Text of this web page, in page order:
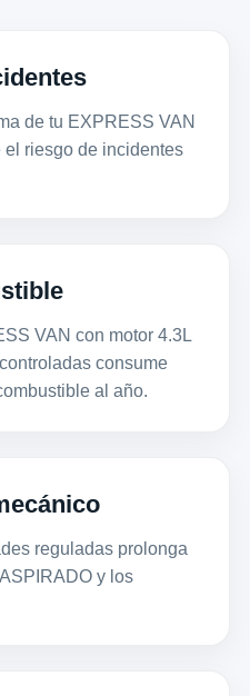
de tu EXPRESS VAN
riesgo de incidentes
VAN con motor 4.3L
consume
al año.
reguladas prolonga
y los